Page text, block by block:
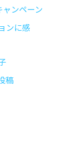
ャンペーン
ンに感
稿